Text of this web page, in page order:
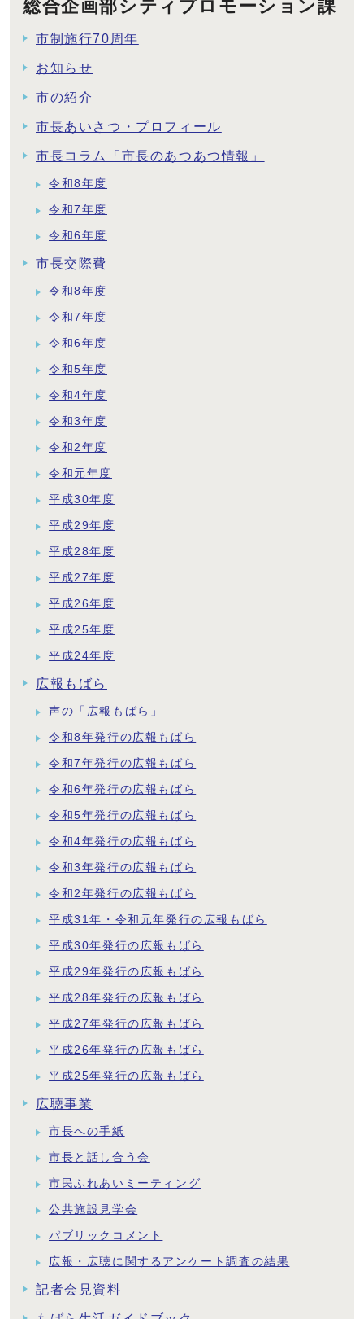
総合企画部シティプロモーション課
市制施行70周年
お知らせ
市の紹介
市長あいさつ・プロフィール
市長コラム「市長のあつあつ情報」
令和8年度
令和7年度
令和6年度
市長交際費
令和8年度
令和7年度
令和6年度
令和5年度
令和4年度
令和3年度
令和2年度
令和元年度
平成30年度
平成29年度
平成28年度
平成27年度
平成26年度
平成25年度
平成24年度
広報もばら
声の「広報もばら」
令和8年発行の広報もばら
令和7年発行の広報もばら
令和6年発行の広報もばら
令和5年発行の広報もばら
令和4年発行の広報もばら
令和3年発行の広報もばら
令和2年発行の広報もばら
平成31年・令和元年発行の広報もばら
平成30年発行の広報もばら
平成29年発行の広報もばら
平成28年発行の広報もばら
平成27年発行の広報もばら
平成26年発行の広報もばら
平成25年発行の広報もばら
広聴事業
市長への手紙
市長と話し合う会
市民ふれあいミーティング
公共施設見学会
パブリックコメント
広報・広聴に関するアンケート調査の結果
記者会見資料